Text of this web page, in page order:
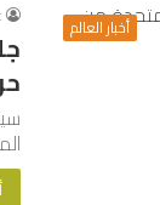
أخبار العالم